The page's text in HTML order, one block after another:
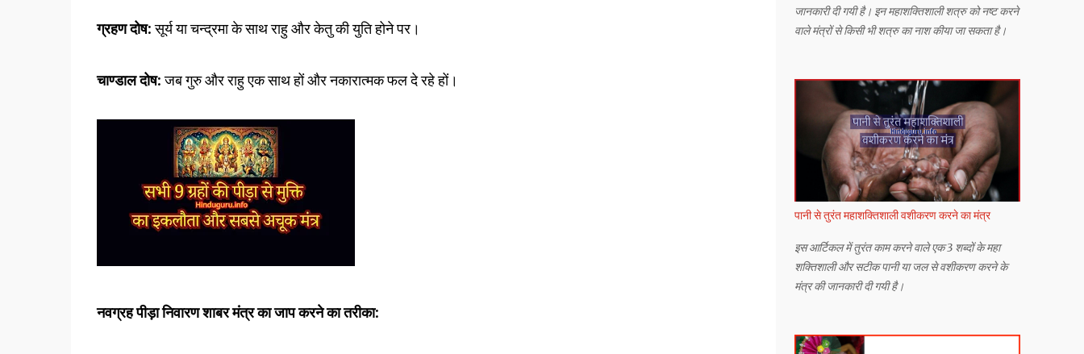
ग्रहण दोष:सूर्य या चन्द्रमा के साथ राहु और केतु की युति होने पर।
चाण्डाल दोष:जब गुरु और राहु एक साथ हों और नकारात्मक फल दे रहे हों।
नवग्रह पीड़ा निवारण शाबर मंत्र का जाप करने का तरीका:
जानकारी दी गयी है। इन महाशक्तिशाली शत्रु को नष्ट करने
वाले मंत्रों से किसी भी शत्रु का नाश कीया जा सकता है।
पानी से तुरंत महाशक्तिशाली वशीकरण करने का मंत्र
इस आर्टिकल में तुरंत काम करने वाले एक 3 शब्दों के महा
शक्तिशाली और सटीक पानी या जल से वशीकरण करने के
मंत्र की जानकारी दी गयी है।